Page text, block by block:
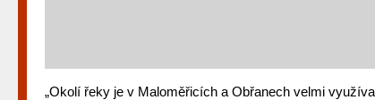
„Okolí řeky je v Maloměřicích a Obřanech velmi